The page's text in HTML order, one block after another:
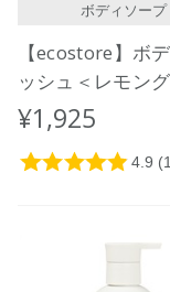
ボディソープ
【ecostore】ボ
ッシュ＜レモン
ライムリーフ＞
¥1,925